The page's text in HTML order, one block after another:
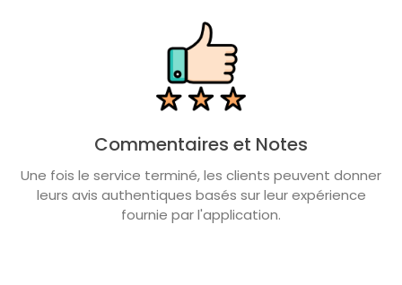
Commentaires et Notes
Une fois le service terminé, les clients peuvent donner
leurs avis authentiques basés sur leur expérience
fournie par l'application.